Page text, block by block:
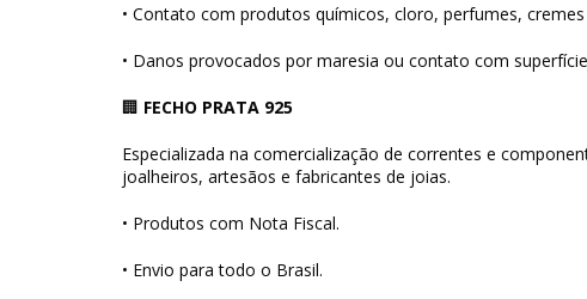
• Contato com produtos químicos, cloro, perfumes,
• Danos provocados por maresia ou contato com
🏢 FECHO PRATA 925
Especializada na comercialização de correntes e
joalheiros, artesãos e fabricantes de joias.
• Produtos com Nota Fiscal.
• Envio para todo o Brasil.